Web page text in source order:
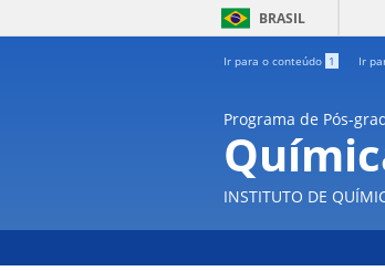
BRASIL
Ir para o conteúdo 1 Ir
Programa de Pós-
INSTITUTO DE